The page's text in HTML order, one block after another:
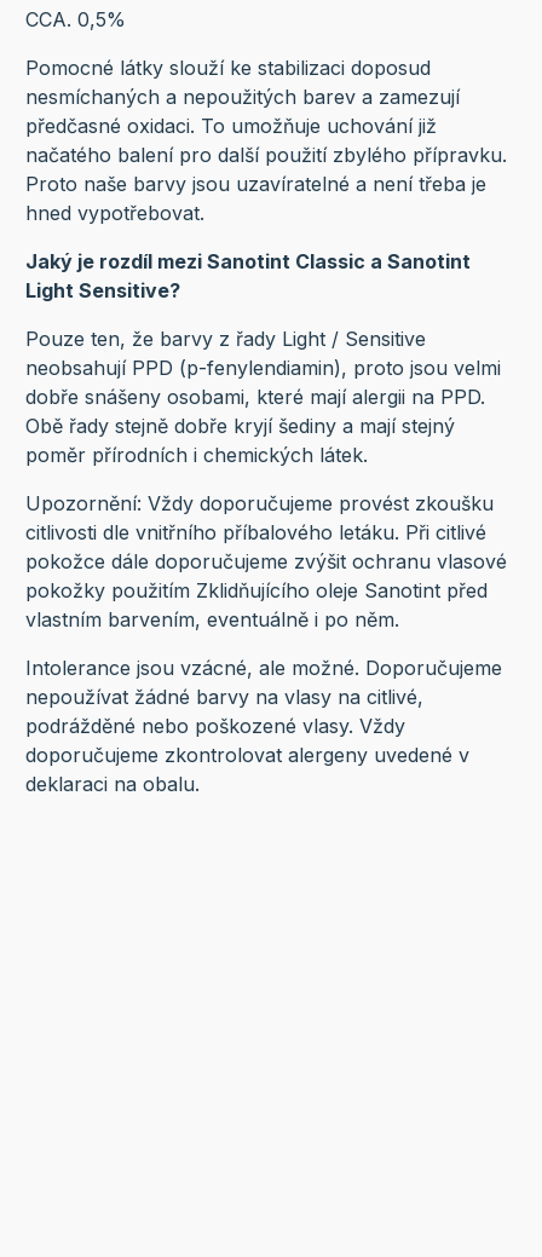
CCA. 0,5%
Pomocné látky slouží ke stabilizaci doposud
nesmíchaných a nepoužitých barev a zamezují
předčasné oxidaci. To umožňuje uchování již
načatého balení pro další použití zbylého přípravku.
Proto naše barvy jsou uzavíratelné a není třeba je
hned vypotřebovat.
Jaký je rozdíl mezi Sanotint Classic a Sanotint
Light Sensitive?
Pouze ten, že barvy z řady Light / Sensitive
neobsahují PPD (p-fenylendiamin), proto jsou velmi
dobře snášeny osobami, které mají alergii na PPD.
Obě řady stejně dobře kryjí šediny a mají stejný
poměr přírodních i chemických látek.
Upozornění: Vždy doporučujeme provést zkoušku
citlivosti dle vnitřního příbalového letáku. Při citlivé
pokožce dále doporučujeme zvýšit ochranu vlasové
pokožky použitím Zklidňujícího oleje Sanotint před
vlastním barvením, eventuálně i po něm.
Intolerance jsou vzácné, ale možné. Doporučujeme
nepoužívat žádné barvy na vlasy na citlivé,
podrážděné nebo poškozené vlasy. Vždy
doporučujeme zkontrolovat alergeny uvedené v
deklaraci na obalu.